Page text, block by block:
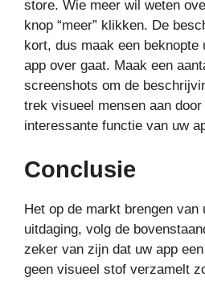
store. Wie meer wil weten
knop “meer” klikken. De
kort, dus maak een beknopte
app over gaat. Maak een
screenshots om de
trek visueel mensen aan
interessante functie van uw
Conclusie
Het op de markt brengen van
uitdaging, volg de
zeker van zijn dat uw app
geen visueel stof verzamelt